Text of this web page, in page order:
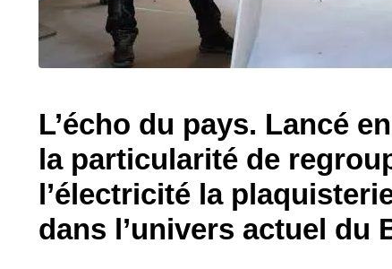
L’écho du pays. Lancé
la particularité de
l’électricité la
dans l’univers actuel du